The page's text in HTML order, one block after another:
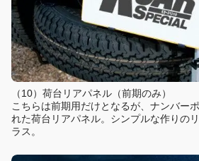
（10）荷台リアパネル（前期のみ）
こちらは前期用だけとなるが、ナンバー
れた荷台リアパネル。シンプルな作りの
ラス。